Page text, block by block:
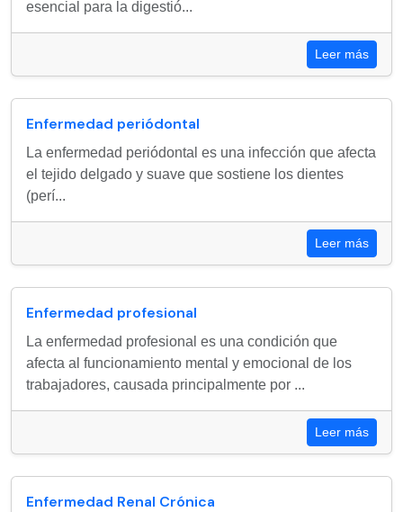
esencial para la digestió...
Leer más
Enfermedad periódontal
La enfermedad periódontal es una infección que afecta
el tejido delgado y suave que sostiene los dientes
(perí...
Leer más
Enfermedad profesional
La enfermedad profesional es una condición que
afecta al funcionamiento mental y emocional de los
trabajadores, causada principalmente por ...
Leer más
Enfermedad Renal Crónica